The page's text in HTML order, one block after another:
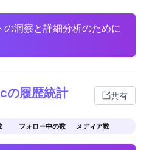
洞察と詳細分析のために
履歴統計 共有
フォロー中の数 メディア数